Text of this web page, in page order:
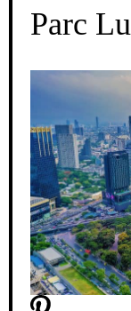
Parc